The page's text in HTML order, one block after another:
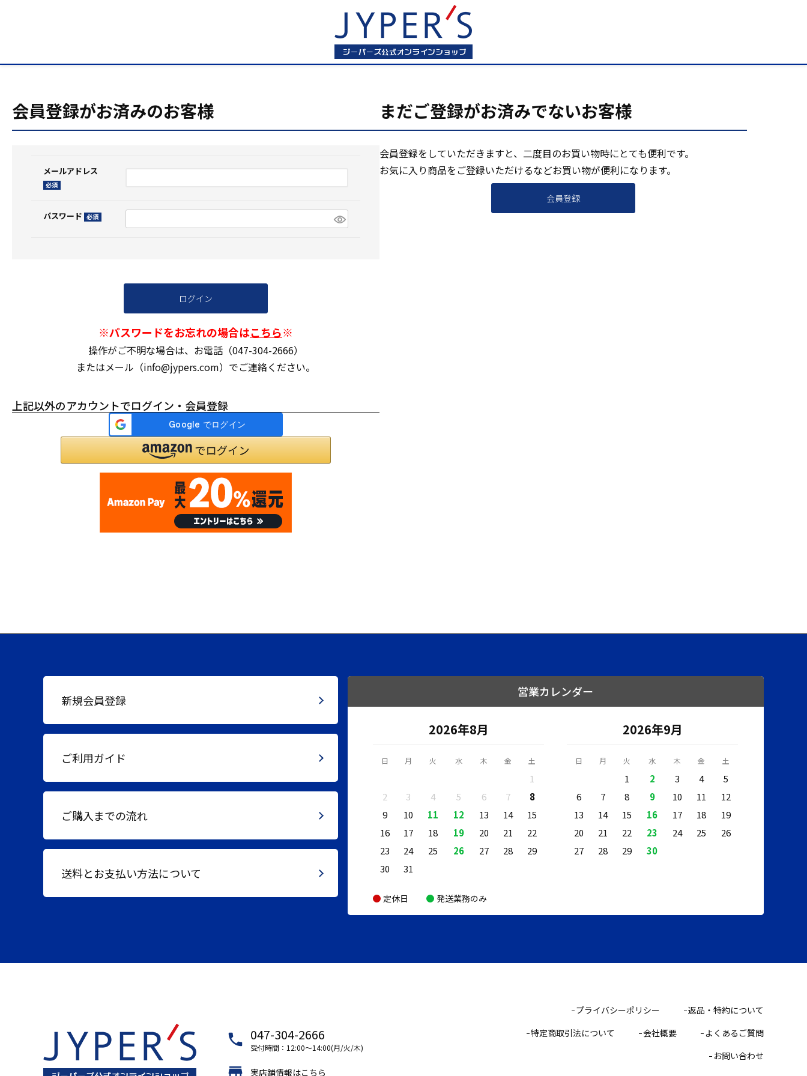
会員登録がお済みのお客様
メールアドレス
パスワード
ログイン
※パスワードをお忘れの場合はこちら※
操作がご不明な場合は、お電話（047-304-2666）
またはメール（info@jypers.com）でご連絡ください。
上記以外のアカウントでログイン・会員登録
まだご登録がお済みでないお客様
会員登録をしていただきますと、二度目のお買い物時にとても便利です。
お気に入り商品をご登録いただけるなどお買い物が便利になります。
会員登録
新規会員登録
ご利用ガイド
ご購入までの流れ
送料とお支払い方法について
営業カレンダー
2026年8月
日 月 火 水 木 金 土
1
2
3 4 5 6 7
8
9
10 11 12 13 14
15
16
17 18 19 20 21
22
23
24 25 26 27 28
29
30
31
2026年9月
日 月 火 水 木 金 土
1 2 3 4
5
6
7 8 9 10 11
12
13
14 15 16 17 18
19
20
21 22 23 24 25
26
27
28 29 30
定休日 発送業務のみ
local_phone 047-304-2666
受付時間：12:00～14:00(月/火/木)
store 実店舗情報はこちら
プライバシーポリシー
返品・特約について
特定商取引法について
会社概要
よくあるご質問
お問い合わせ